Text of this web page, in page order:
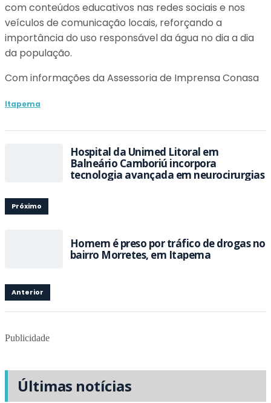
com conteúdos educativos nas redes sociais e nos
veículos de comunicação locais, reforçando a
importância do uso responsável da água no dia a dia
da população.
Com informações da Assessoria de Imprensa Conasa
Itapema
Hospital da Unimed Litoral em
Balneário Camboriú incorpora
tecnologia avançada em neurocirurgias
Próximo
Homem é preso por tráfico de drogas no
bairro Morretes, em Itapema
Anterior
Publicidade
Últimas notícias